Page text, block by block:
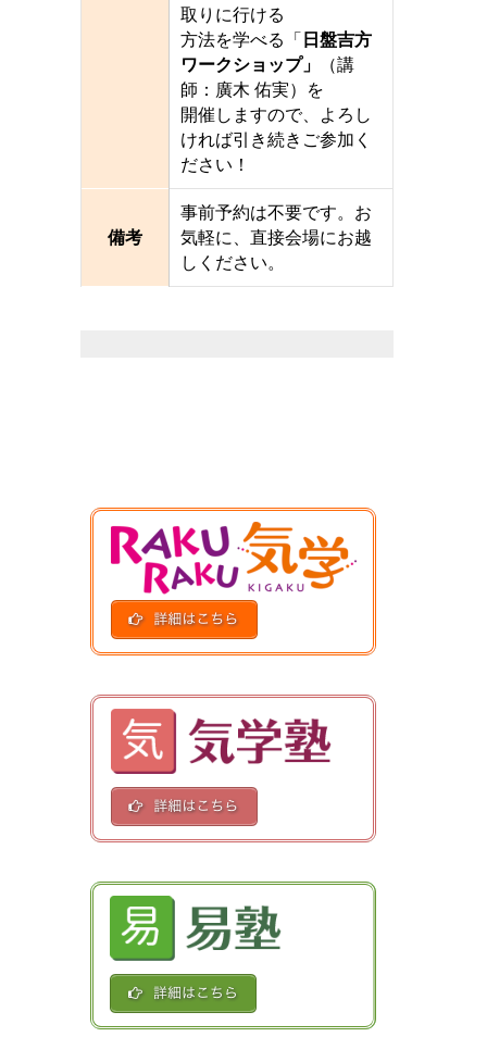
取りに行ける
方法を学べる「 日盤吉方
ワークショップ」
（講
師：廣木 佑実）を
開催しますので、よろし
ければ引き続きご参加く
ださい！
備考
事前予約は不要です。お
気軽に、直接会場にお越
しください。